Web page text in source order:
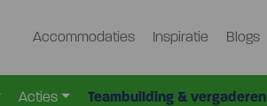
Accommodaties Inspiratie Blogs
Acties Teambuilding & vergaderen